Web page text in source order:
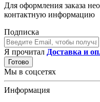
Для оформления заказа
контактную информацию
Подписка
Я прочитал Доставка и
Готово
Мы в соцсетях
Информация